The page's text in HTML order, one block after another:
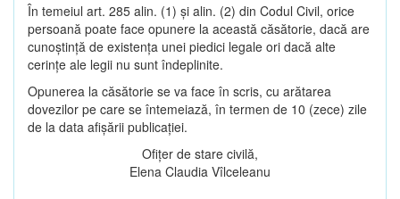
În temeiul art. 285 alin. (1) și alin. (2) din Codul Civil, orice
persoană poate face opunere la această căsătorie, dacă are
cunoștință de existența unei piedici legale ori dacă alte
cerințe ale legii nu sunt îndeplinite.
Opunerea la căsătorie se va face în scris, cu arătarea
dovezilor pe care se întemeiază, în termen de 10 (zece) zile
de la data afișării publicației.
Ofițer de stare civilă,
Elena Claudia Vîlceleanu